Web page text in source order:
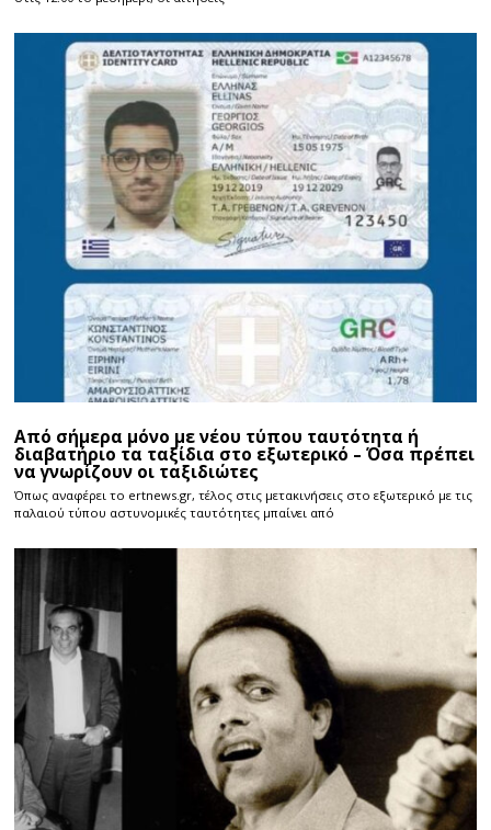
Από σήμερα μόνο με νέου τύπου ταυτότητα ή
διαβατήριο τα ταξίδια στο εξωτερικό – Όσα πρέπει
να γνωρίζουν οι ταξιδιώτες
Όπως αναφέρει το ertnews.gr, τέλος στις μετακινήσεις στο εξωτερικό με τις
παλαιού τύπου αστυνομικές ταυτότητες μπαίνει από